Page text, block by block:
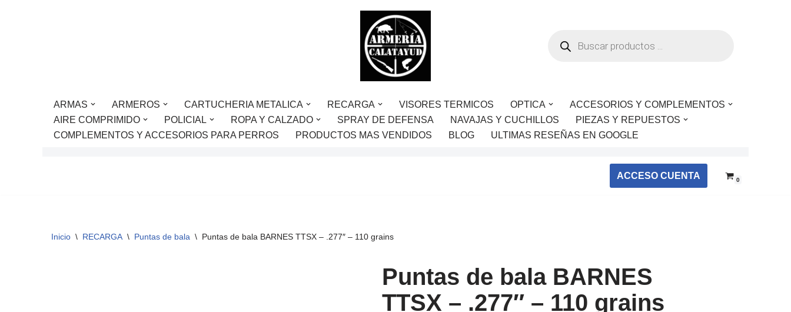
ARMAS ARMEROS CARTUCHERIA METALICA RECARGA VISORES TERMICOS OPTICA
ACCESORIOS Y COMPLEMENTOS
AIRE COMPRIMIDO
POLICIAL ROPA Y CALZADO SPRAY DE DEFENSA NAVAJAS Y CUCHILLOS
PIEZAS Y REPUESTOS
COMPLEMENTOS Y ACCESORIOS PARA PERROS
PRODUCTOS MAS VENDIDOS BLOG ULTIMAS RESEÑAS EN GOOGLE
ACCESO CUENTA 0
Inicio \ RECARGA \ Puntas de bala \ Puntas de bala BARNES TTSX – .277″ – 110 grains
Puntas de bala BARNES
TTSX – .277″ – 110 grains